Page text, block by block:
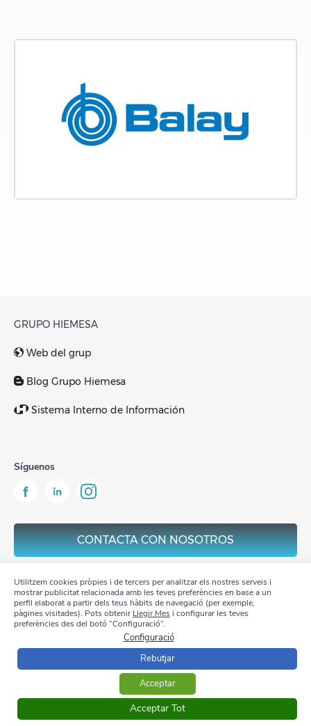
GRUPO HIEMESA
Web del grup
Blog Grupo Hiemesa
Sistema Interno de Información
Síguenos
CONTACTA CON NOSOTROS
Aviso Legal
Política de privacidad
Política de Cookies
Copyright 2026 © GRUPO HIEMESA S.L. All rights reserved
Utilitzem cookies pròpies i de tercers per analitzar els nostres serveis i
mostrar publicitat relacionada amb les teves preferències en base a un
perfil elaborat a partir dels teus hàbits de navegació (per exemple,
pàgines visitades). Pots obtenirLlegir Mesi configurar les teves
preferències des del botó “Configuració”.
Configuració
Rebutjar
Acceptar
Acceptar Tot